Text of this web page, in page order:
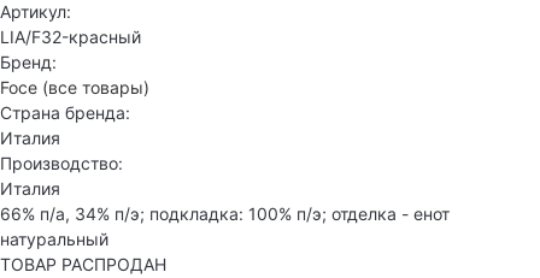
Артикул:
LIA/F32-красный
Бренд:
Foce (все товары)
Страна бренда:
Италия
Производство:
Италия
66% п/а, 34% п/э; подкладка: 100% п/э; отделка - енот
натуральный
ТОВАР РАСПРОДАН